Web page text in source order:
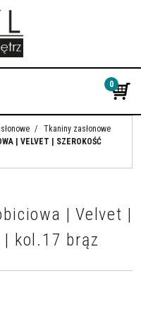
0
/
Tkaniny zasłonowe
| VELVET | SZEROKOŚĆ
| Velvet |
kol.17 brąz